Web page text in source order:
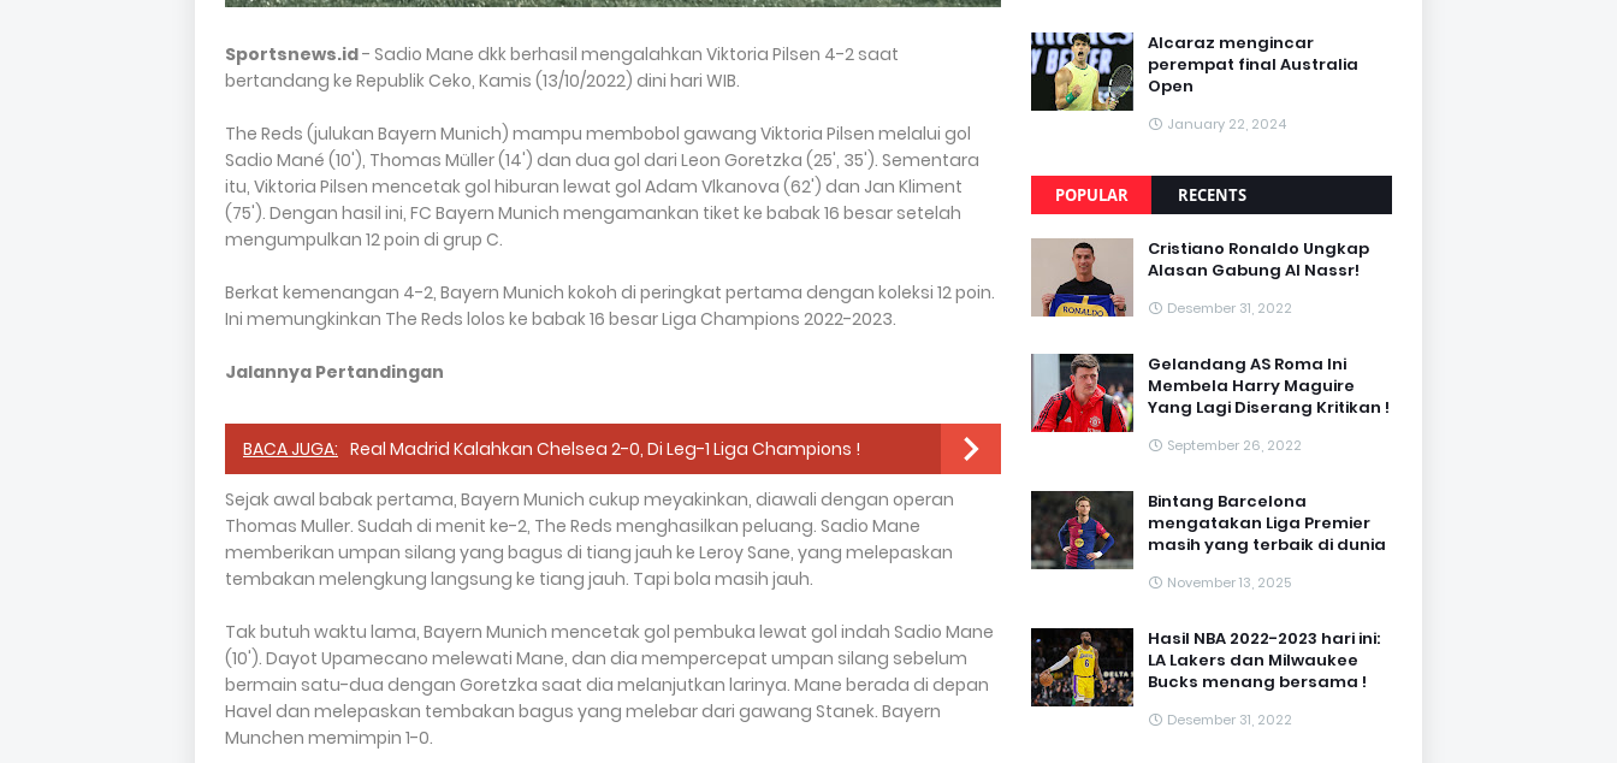
Sportsnews.id- Sadio Mane dkk berhasil mengalahkan Viktoria Pilsen 4-2 saat
bertandang ke Republik Ceko, Kamis (13/10/2022) dini hari WIB.
The Reds (julukan Bayern Munich) mampu membobol gawang Viktoria Pilsen melalui gol
Sadio Mané (10'), Thomas Müller (14') dan dua gol dari Leon Goretzka (25', 35'). Sementara
itu, Viktoria Pilsen mencetak gol hiburan lewat gol Adam Vlkanova (62') dan Jan Kliment
(75'). Dengan hasil ini, FC Bayern Munich mengamankan tiket ke babak 16 besar setelah
mengumpulkan 12 poin di grup C.
Berkat kemenangan 4-2, Bayern Munich kokoh di peringkat pertama dengan koleksi 12 poin.
Ini memungkinkan The Reds lolos ke babak 16 besar Liga Champions 2022-2023.
Jalannya Pertandingan
BACA JUGA: Real Madrid Kalahkan Chelsea 2-0, Di Leg-1 Liga Champions !
Sejak awal babak pertama, Bayern Munich cukup meyakinkan, diawali dengan operan
Thomas Muller. Sudah di menit ke-2, The Reds menghasilkan peluang. Sadio Mane
memberikan umpan silang yang bagus di tiang jauh ke Leroy Sane, yang melepaskan
tembakan melengkung langsung ke tiang jauh. Tapi bola masih jauh.
Tak butuh waktu lama, Bayern Munich mencetak gol pembuka lewat gol indah Sadio Mane
(10'). Dayot Upamecano melewati Mane, dan dia mempercepat umpan silang sebelum
bermain satu-dua dengan Goretzka saat dia melanjutkan larinya. Mane berada di depan
Havel dan melepaskan tembakan bagus yang melebar dari gawang Stanek. Bayern
Munchen memimpin 1-0.
Alcaraz mengincar
perempat final Australia
Open
January 22, 2024
POPULAR RECENTS
Cristiano Ronaldo Ungkap
Alasan Gabung Al Nassr!
Desember 31, 2022
Gelandang AS Roma Ini
Membela Harry Maguire
Yang Lagi Diserang Kritikan !
September 26, 2022
Bintang Barcelona
mengatakan Liga Premier
masih yang terbaik di dunia
November 13, 2025
Hasil NBA 2022-2023 hari ini:
LA Lakers dan Milwaukee
Bucks menang bersama !
Desember 31, 2022